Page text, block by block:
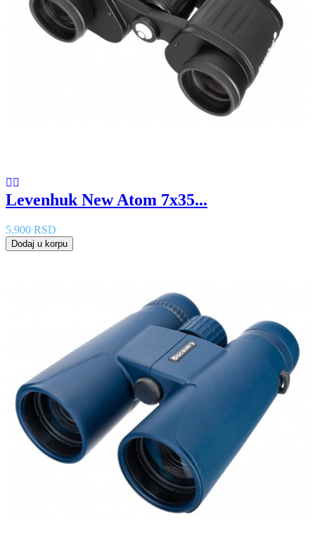
Levenhuk New Atom 7x35...
5.900 RSD
Dodaj u korpu